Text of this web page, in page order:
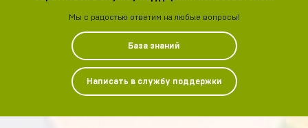
Мы с радостью ответим на любые вопросы!
База знаний
Написать в службу поддержки